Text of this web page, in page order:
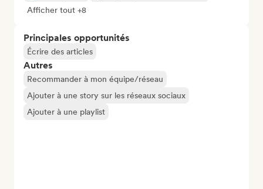
Afficher tout +8
Principales opportunités
Écrire des articles
Autres
Recommander à mon équipe/réseau
Ajouter à une story sur les réseaux sociaux
Ajouter à une playlist